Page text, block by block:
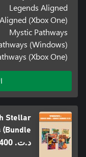
Legends Aligned
(Xbox One)
Mystic Pathways
(Windows)
(Xbox One)
Stellar
د.ت.‏ 104,400